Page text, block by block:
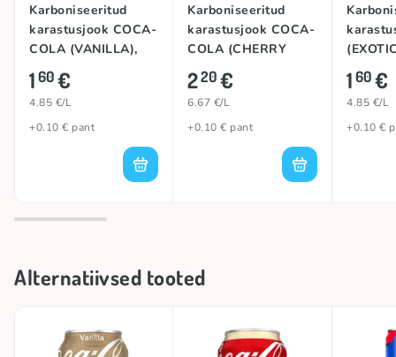
Karboniseeritud
karastusjook COCA-
COLA (VANILLA),
330ml
160€
4.85 €/L
+0.10 € pant
Karboniseeritud
karastusjook COCA-
COLA (CHERRY
FLOAT), 330ml
220€
6.67 €/L
+0.10 € pant
160€
4.85 €/L
+0.10 €
Alternatiivsed tooted